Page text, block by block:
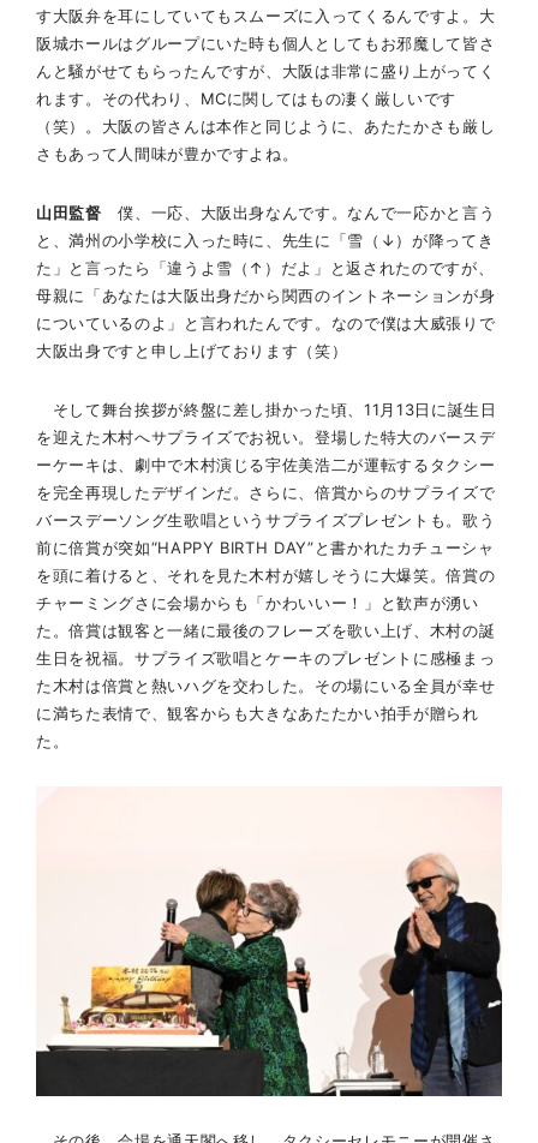
す大阪弁を耳にしていてもスムーズに入ってくるんですよ。大
阪城ホールはグループにいた時も個人としてもお邪魔して皆さ
んと騒がせてもらったんですが、大阪は非常に盛り上がってく
れます。その代わり、MCに関してはもの凄く厳しいです
（笑）。大阪の皆さんは本作と同じように、あたたかさも厳し
さもあって人間味が豊かですよね。
山田監督 僕、一応、大阪出身なんです。なんで一応かと言う
と、満州の小学校に入った時に、先生に「雪（↓）が降ってき
た」と言ったら「違うよ雪（↑）だよ」と返されたのですが、
母親に「あなたは大阪出身だから関西のイントネーションが身
についているのよ」と言われたんです。なので僕は大威張りで
大阪出身ですと申し上げております（笑）
そして舞台挨拶が終盤に差し掛かった頃、11月13日に誕生日
を迎えた木村へサプライズでお祝い。登場した特大のバースデ
ーケーキは、劇中で木村演じる宇佐美浩二が運転するタクシー
を完全再現したデザインだ。さらに、倍賞からのサプライズで
バースデーソング生歌唱というサプライズプレゼントも。歌う
前に倍賞が突如“HAPPY BIRTH DAY”と書かれたカチューシャ
を頭に着けると、それを見た木村が嬉しそうに大爆笑。倍賞の
チャーミングさに会場からも「かわいいー！」と歓声が湧い
た。倍賞は観客と一緒に最後のフレーズを歌い上げ、木村の誕
生日を祝福。サプライズ歌唱とケーキのプレゼントに感極まっ
た木村は倍賞と熱いハグを交わした。その場にいる全員が幸せ
に満ちた表情で、観客からも大きなあたたかい拍手が贈られ
た。